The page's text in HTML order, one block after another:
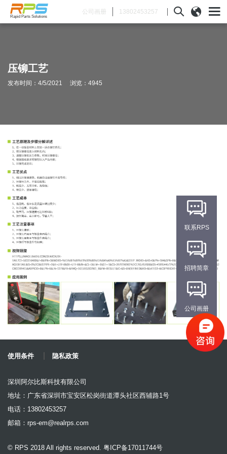
Rapid Parts Solutions
公司画册 13802453257
压铆工艺
发布时间：4/5/2021 浏览：4945
使用条件 隐私政策
深圳阿尔比斯科技有限公司
地址：广东省深圳市宝安区松岗街道潭头社区西辅路1号
电话：13802453257
邮箱： rps-em@realrps.com
© RPS 2018 All rights reserved. 粤ICP备17011744号
联系RPS
招聘简章
公司画册